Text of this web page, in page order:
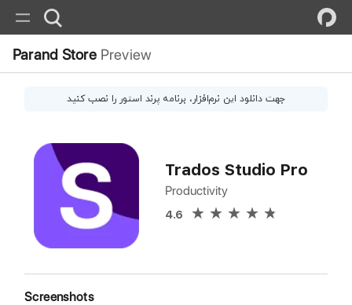
Parand Store Preview
جهت دانلود این نرم‌افزار، برنامه پرند استور را نصب کنید
Trados Studio Pro
Productivity
4.6
Screenshots